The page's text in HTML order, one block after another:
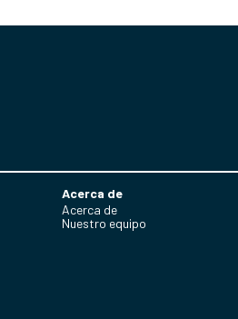
Acerca de
Acerca de
Nuestro equipo